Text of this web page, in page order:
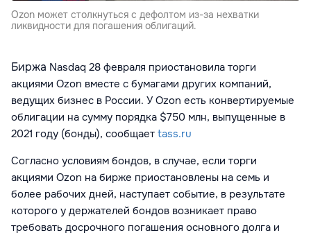
Ozon может столкнуться с дефолтом из-за нехватки
ликвидности для погашения облигаций.
Биржа Nasdaq 28 февраля приостановила торги
акциями Ozon вместе с бумагами других компаний,
ведущих бизнес в России. У Ozon есть конвертируемые
облигации на сумму порядка $750 млн, выпущенные в
2021 году (бонды), сообщает tass.ru
Согласно условиям бондов, в случае, если торги
акциями Ozon на бирже приостановлены на семь и
более рабочих дней, наступает событие, в результате
которого у держателей бондов возникает право
требовать досрочного погашения основного долга и